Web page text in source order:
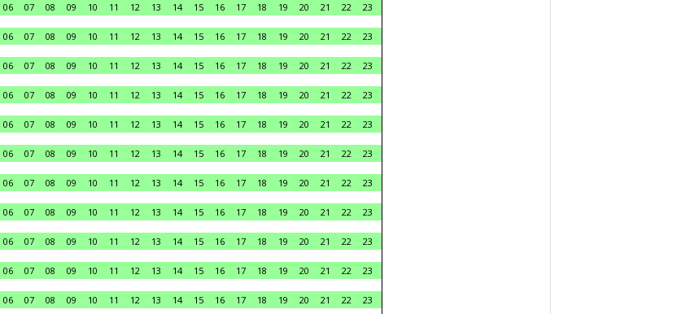
06 07 08 09 10 11 12 13 14 15 16 17 18 19 20 21 22
23
06 07 08 09 10 11 12 13 14 15 16 17 18 19 20 21 22
23
06 07 08 09 10 11 12 13 14 15 16 17 18 19 20 21 22
23
06 07 08 09 10 11 12 13 14 15 16 17 18 19 20 21 22
23
06 07 08 09 10 11 12 13 14 15 16 17 18 19 20 21 22
23
06 07 08 09 10 11 12 13 14 15 16 17 18 19 20 21 22
23
06 07 08 09 10 11 12 13 14 15 16 17 18 19 20 21 22
23
06 07 08 09 10 11 12 13 14 15 16 17 18 19 20 21 22
23
06 07 08 09 10 11 12 13 14 15 16 17 18 19 20 21 22
23
06 07 08 09 10 11 12 13 14 15 16 17 18 19 20 21 22
23
06 07 08 09 10 11 12 13 14 15 16 17 18 19 20 21 22
23